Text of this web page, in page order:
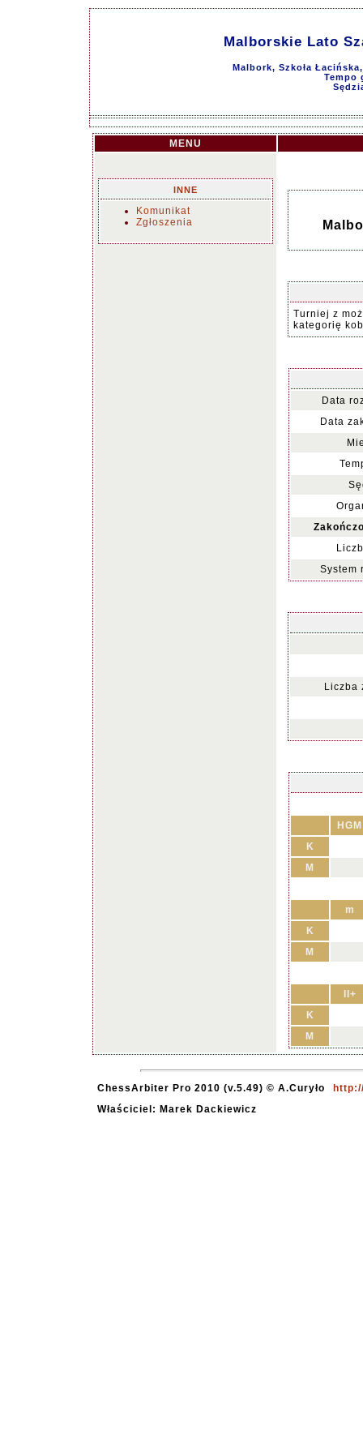
Malborskie Lato
Malbork, Szkoła
Tempo
MENU
INNE
Komunikat
Zgłoszenia
Turniej z
kategorię
Data
Data
System
Liczba
HGM
K
M
m
K
M
II+
K
M
ChessArbiter Pro 2010 (v.5.49) © A.Curyło
Właściciel: Marek Dackiewicz